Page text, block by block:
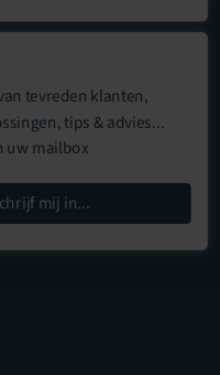
tevreden klanten,
tips & advies...
uw mailbox
mij in...